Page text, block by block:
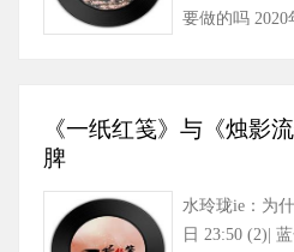
要做的吗 2020
《一纸红笺》与《烛影
脾
水玲珑ie：为
日 23:50 (2)|